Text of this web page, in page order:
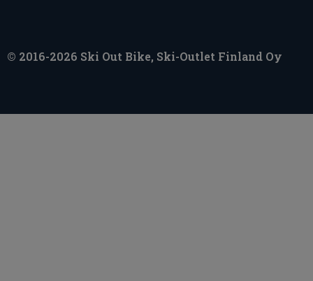
© 2016-2026 Ski Out Bike, Ski-Outlet Finland Oy